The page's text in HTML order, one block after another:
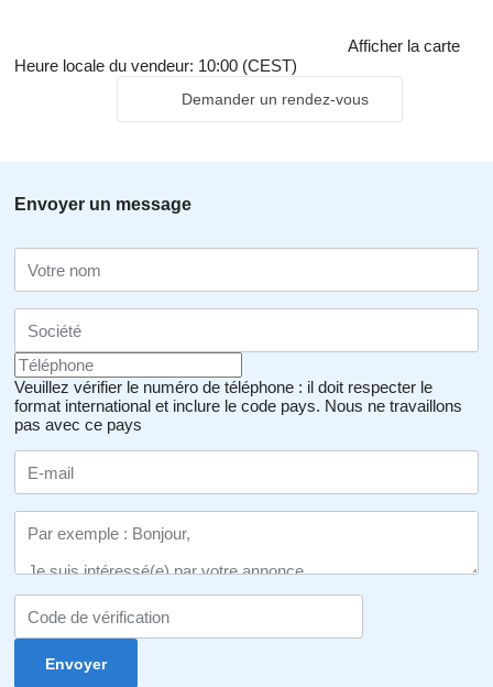
Afficher la carte
Heure locale du vendeur: 10:00 (CEST)
Demander un rendez-vous
Envoyer un message
Veuillez vérifier le numéro de téléphone : il doit respecter le
format international et inclure le code pays. Nous ne travaillons
pas avec ce pays